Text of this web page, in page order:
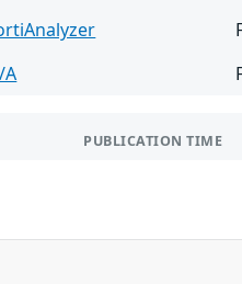
A
PUBLICATION TIME